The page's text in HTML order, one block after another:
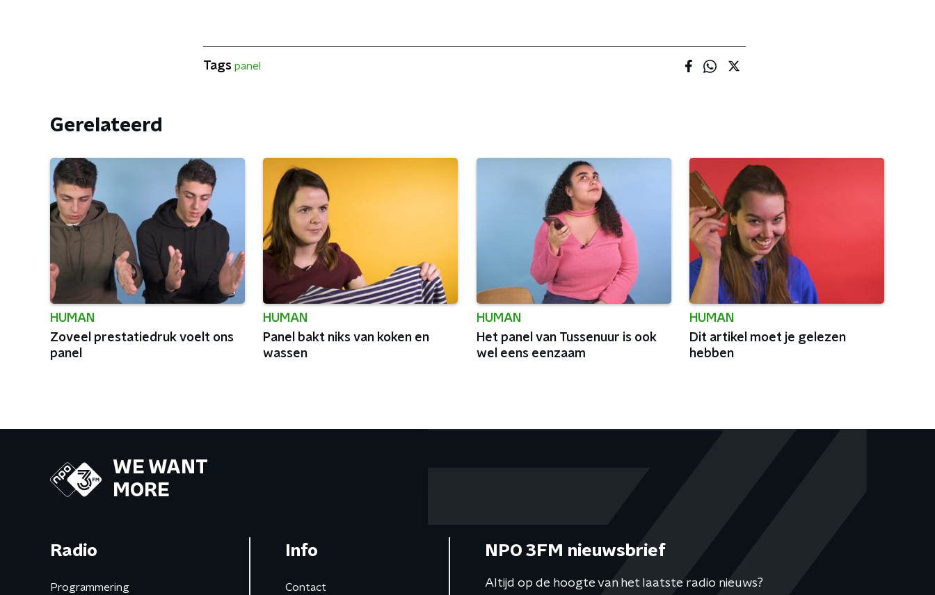
Tags panel
Gerelateerd
HUMAN
Zoveel prestatiedruk voelt ons
panel
HUMAN
Panel bakt niks van koken en
wassen
HUMAN
Het panel van Tussenuur is ook
wel eens eenzaam
HUMAN
Dit artikel moet je gelezen
hebben
WE WANT
MORE
Radio
Programmering
Info
Contact
NPO 3FM nieuwsbrief
Altijd op de hoogte van het laatste radio nieuws?